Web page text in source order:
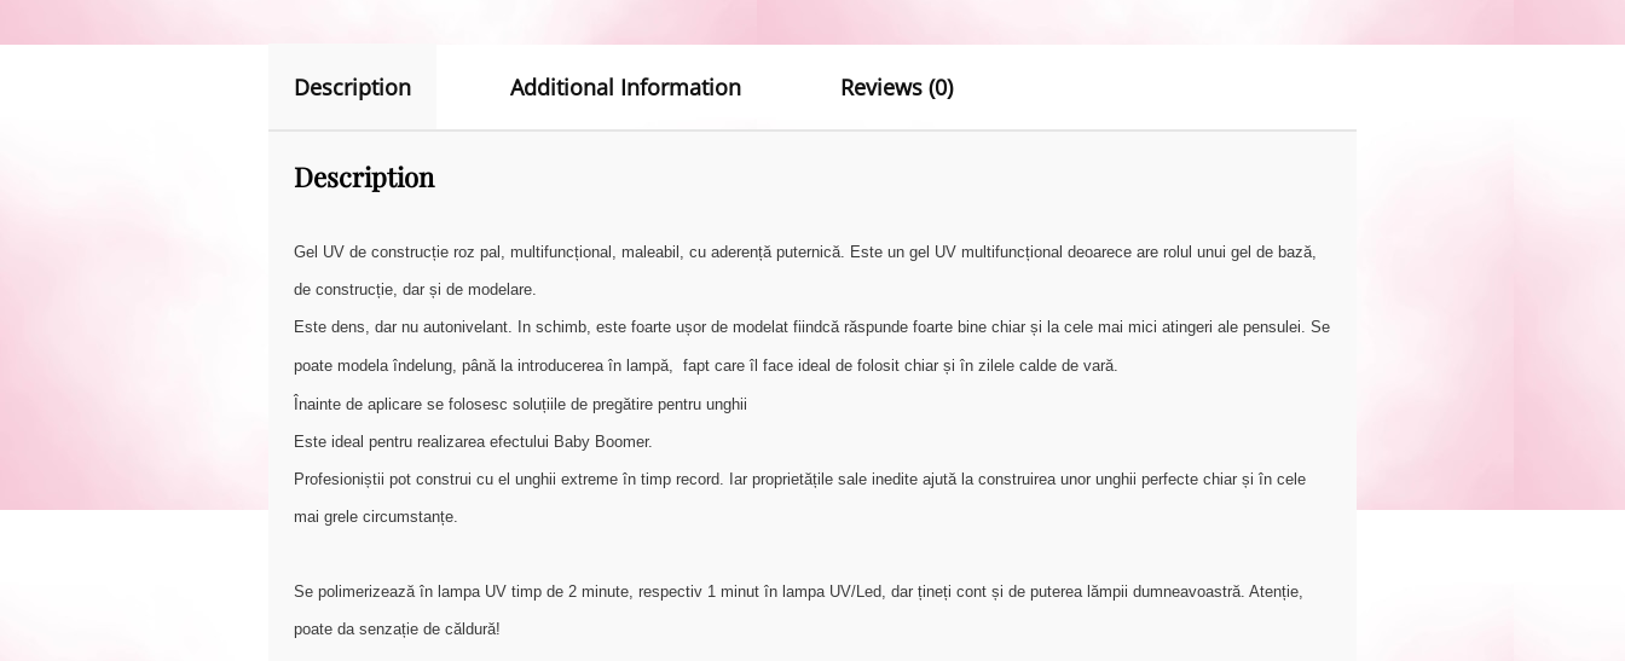
Description Additional Information Reviews (0)
Description
Gel UV de construcție roz pal, multifuncțional, maleabil, cu aderență puternică. Este un gel UV multifuncțional deoarece are rolul unui gel de bază,
de construcție, dar și de modelare.
Este dens, dar nu autonivelant. In schimb, este foarte ușor de modelat fiindcă răspunde foarte bine chiar și la cele mai mici atingeri ale pensulei. Se
poate modela îndelung, până la introducerea în lampă, fapt care îl face ideal de folosit chiar și în zilele calde de vară.
Înainte de aplicare se folosesc soluțiile de pregătire pentru unghii
Este ideal pentru realizarea efectului Baby Boomer.
Profesioniștii pot construi cu el unghii extreme în timp record. Iar proprietățile sale inedite ajută la construirea unor unghii perfecte chiar și în cele
mai grele circumstanțe.
Se polimerizează în lampa UV timp de 2 minute, respectiv 1 minut în lampa UV/Led, dar țineți cont și de puterea lămpii dumneavoastră. Atenție,
poate da senzație de căldură!